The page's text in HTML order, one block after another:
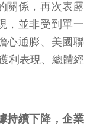
關係，再次表露
，並非受到單一
心通膨、美國聯
利表現、總體經
持續下降，企業